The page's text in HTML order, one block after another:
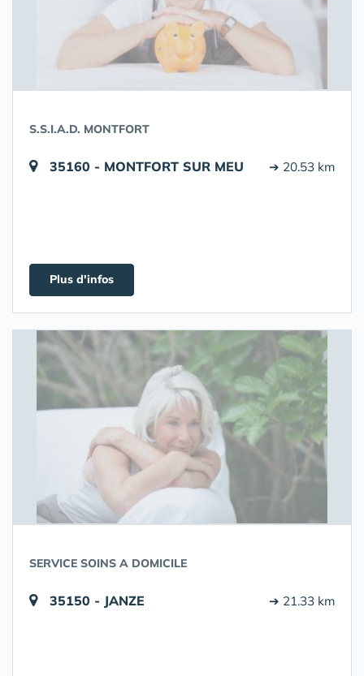
S.S.I.A.D. MONTFORT
35160 - MONTFORT SUR MEU ➔ 20.53 km
Plus d'infos
SERVICE SOINS A DOMICILE
35150 - JANZE ➔ 21.33 km